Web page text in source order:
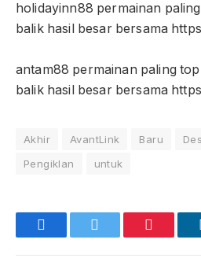
holidayinn88 permainan
balik hasil besar bersama
antam88 permainan paling
balik hasil besar bersama
Akhir AvantLink Baru
Pengiklan
untuk
FacebookTwitter Pinterest